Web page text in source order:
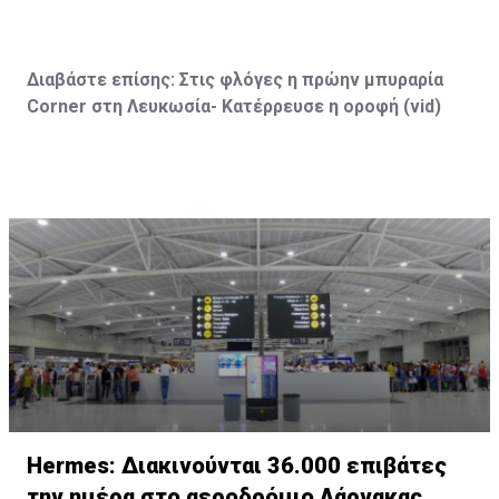
Διαβάστε επίσης: Στις φλόγες η πρώην μπυραρία
Corner στη Λευκωσία- Κατέρρευσε η οροφή (vid )
Hermes: Διακινούνται 36.000 επιβάτες